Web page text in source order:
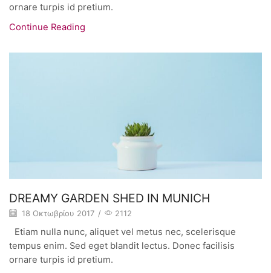
ornare turpis id pretium.
Continue Reading
DREAMY GARDEN SHED IN MUNICH
18 Οκτωβρίου 2017 / 2112
Etiam nulla nunc, aliquet vel metus nec, scelerisque
tempus enim. Sed eget blandit lectus. Donec facilisis
ornare turpis id pretium.